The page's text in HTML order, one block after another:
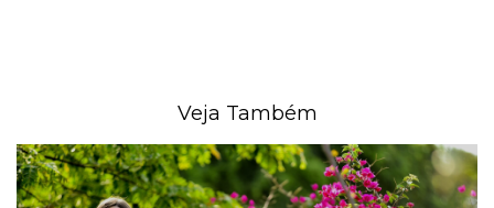
Veja Também